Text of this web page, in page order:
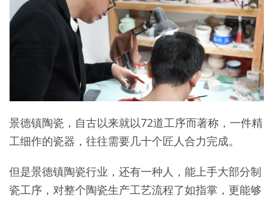
景德镇陶瓷，自古以来就以72道工序而著称，一件精
工细作的瓷器，往往需要几十个匠人合力完成。
但是景德镇陶瓷行业，还有一种人，能上手大部分制
瓷工序，对整个陶瓷生产工艺流程了如指掌，更能够